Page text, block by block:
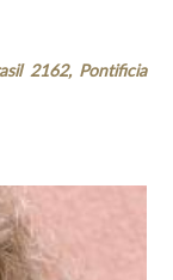
2162, Pontificia